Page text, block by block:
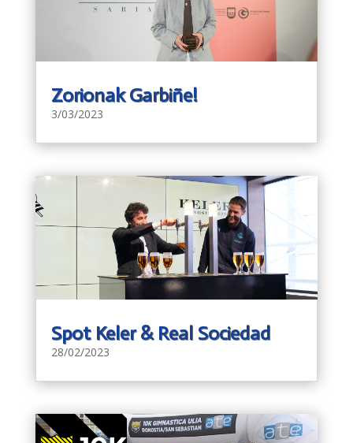
Zorionak Garbiñe!
3/03/2023
Spot Keler & Real Sociedad
28/02/2023